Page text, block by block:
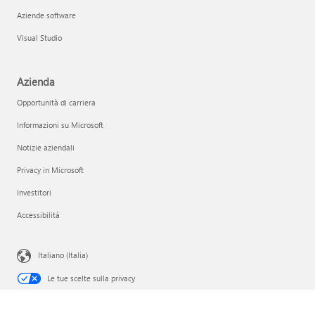
Aziende software
Visual Studio
Azienda
Opportunità di carriera
Informazioni su Microsoft
Notizie aziendali
Privacy in Microsoft
Investitori
Accessibilità
Italiano (Italia)
Le tue scelte sulla privacy